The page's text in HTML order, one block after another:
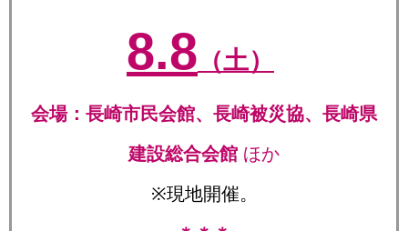
8.8 （土）
会場：長崎市民会館、長崎被災協、長崎県
建設総合会館 ほか
※現地開催。